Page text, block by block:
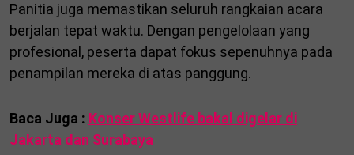
Panitia juga memastikan seluruh rangkaian acara
berjalan tepat waktu. Dengan pengelolaan yang
profesional, peserta dapat fokus sepenuhnya pada
penampilan mereka di atas panggung.
Baca Juga : Konser Westlife bakal digelar di
Jakarta dan Surabaya